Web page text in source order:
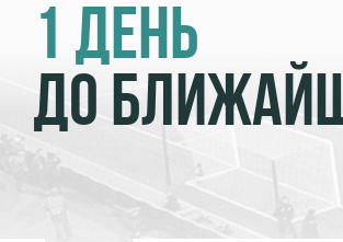
1 ДЕНЬ
ДО